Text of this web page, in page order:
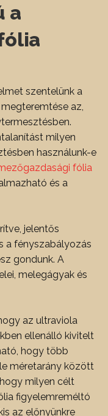
a
szentelünk a
az,
milyen
használunk-e
fólia
és a
jelentős
a fényszabályozás
gondunk. A
melegágyak és
az ultraviola
ellenálló kivitelt
hogy több
méretarány között
milyen célt
figyelemreméltó
az előnyünkre